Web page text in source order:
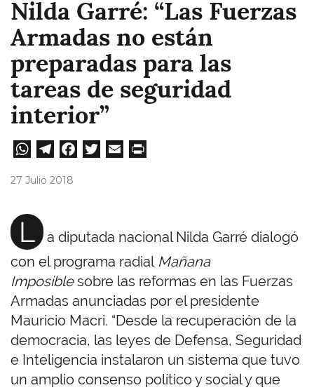
Nilda Garré: “Las Fuerzas
Armadas no están
preparadas para las
tareas de seguridad
interior”
W
A
pp
Te
m
Fa
27 Julio 2018
L
a diputada nacional Nilda Garré dialogó
con el programa radial Mañana
Imposiblesobre las reformas en las Fuerzas
Armadas anunciadas por el presidente
Mauricio Macri. “Desde la recuperación de la
democracia, las leyes de Defensa, Seguridad
e Inteligencia instalaron un sistema que tuvo
un amplio consenso político y social y que